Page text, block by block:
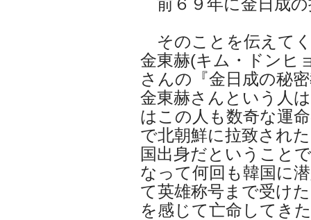
前６９年に金日成
そのことを伝えて
金東赫(キム・ドンヒ
さんの『金日成の秘
金東赫さんという人
はこの人も数奇な運
で北朝鮮に拉致され
国出身だということ
なって何回も韓国に
て英雄称号まで受け
を感じて亡命してき